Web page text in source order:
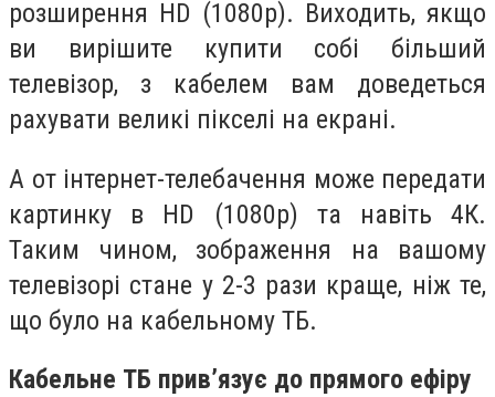
розширення HD (1080р). Виходить, якщо
ви вирішите купити собі більший
телевізор, з кабелем вам доведеться
рахувати великі пікселі на екрані.
А от інтернет-телебачення може передати
картинку в HD (1080р) та навіть 4К.
Таким чином, зображення на вашому
телевізорі стане у 2-3 рази краще, ніж те,
що було на кабельному ТБ.
Кабельне ТБ прив’язує до прямого ефіру